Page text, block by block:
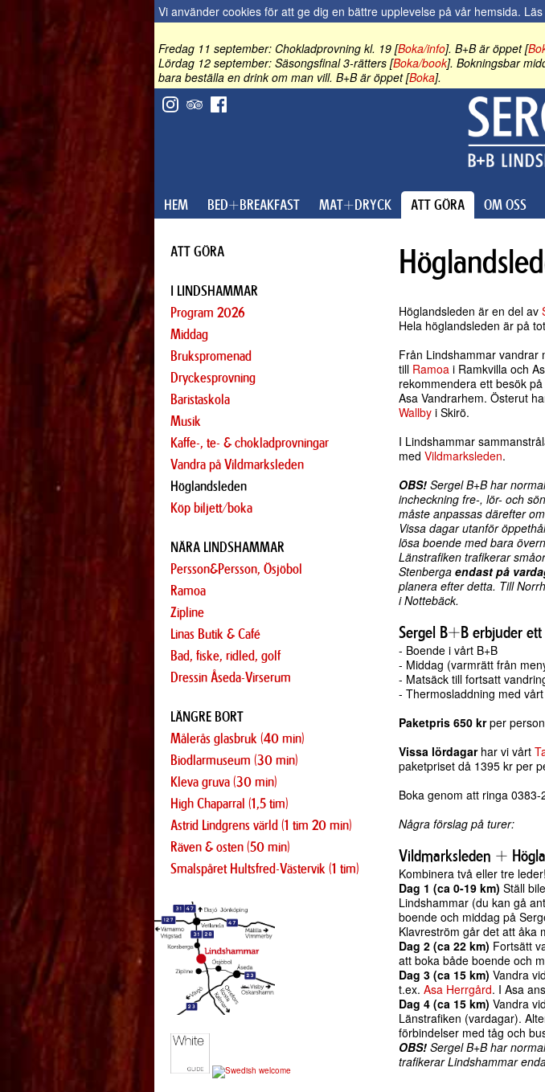
Vi använder cookies för att ge dig en bättre upplevelse på vår hemsida.
Fredag 11 september: Chokladprovning kl. 19 [Boka/info]. B+B är öppet [
Lördag 12 september: Säsongsfinal 3-rätters [Boka/book]. Bokningsbar
bara beställa en drink om man vill. B+B är öppet [Boka].
HEM BED+BREAKFAST MAT+DRYCK ATT GÖRA OM OSS
ATT GÖRA
I LINDSHAMMAR
Program 2026
Middag
Brukspromenad
Dryckesprovning
Baristaskola
Musik
Kaffe-, te- & chokladprovningar
Vandra på Vildmarksleden
Höglandsleden
Köp biljett/boka
NÄRA LINDSHAMMAR
Persson&Persson, Ösjöbol
Ramoa
Zipline
Linas Butik & Café
Bad, fiske, ridled, golf
Dressin Åseda-Virserum
LÄNGRE BORT
Målerås glasbruk (40 min)
Biodlarmuseum (30 min)
Kleva gruva (30 min)
High Chaparral (1,5 tim)
Astrid Lindgrens värld (1 tim 20 min)
Räven & osten (50 min)
Smalspåret Hultsfred-Västervik (1 tim)
Höglandsleden är en del av
Hela höglandsleden är på
Från Lindshammar vandrar
till Ramoa i Ramkvilla och
rekommendera ett besök
Asa Vandrarhem. Österut
Wallby i Skirö.
I Lindshammar
medVildmarksleden.
OBS! Sergel B+B har
incheckning fre-, lör- och
måste anpassas därefter
Vissa dagar utanför
lösa boende med bara
Länstrafiken trafikerar
Stenbergaendast på
planera efter detta. Till
i Nottebäck.
Sergel B+B erbjuder
- Boende i vårt B+B
- Middag (varmrätt från
- Matsäck till fortsatt
- Thermosladdning med
Paketpris 650 krper
Vissa lördagarhar vi vårt
paketpriset då 1395 kr per
Boka genom att ringa
Några förslag på turer:
Vildmarksleden +
Kombinera två eller tre leder!
Dag 1 (ca 0-19 km) Ställ
Lindshammar (du kan gå
boende och middag på
Klavreström går det att åka
Dag 2 (ca 22 km) Fortsätt
att boka både boende och
Dag 3 (ca 15 km) Vandra
t.ex.Asa Herrgård. I Asa
Dag 4 (ca 15 km) Vandra
Länstrafiken (vardagar).
förbindelser med tåg och
OBS! Sergel B+B har
trafikerar Lindshammar